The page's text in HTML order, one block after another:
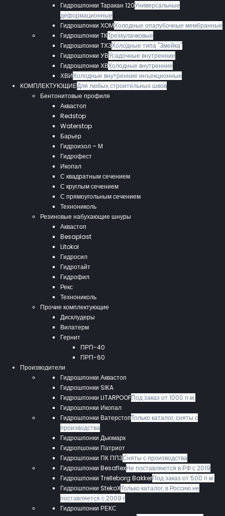
Гидрошпонки Таракан 120Универсальные
деформационные
Гидрошпонки ХОМХолодные опалубочные мембранные
Гидрошпонки ТКТрехкулачковые
Гидрошпонки ТХЗХолодные типа "Змейка"
Гидрошпонки УВУсадочные внутренние
Гидрошпонки ХВХолодные внутренние
ХВИХолодные внутренние инъекционные
КОМПЛЕКТУЮЩИЕДля любых строительных швов
Бентонитовые профиля
Аквастоп
Redstop
Waterstop
Барьер
Гидроизол – М
Гидрофест
Икопал
С квадратным сечением
С круглым сечением
С прямоугольным сечением
Технониколь
Резиновые набухающие шнуры
Аквастоп
Besaplast
Litokol
Гидросил
Гидротайт
Гидрофил
Рекс
Технониколь
Прочие комплектующие
Дисклудеры
Вилатерм
Гернит
ПРП-40
ПРП-60
Производители
Гидрошпонки Аквастоп
Гидрошпонки SIKA
Гидрошпонки LITARPOOFПод заказ от 1000 п.м.
Гидрошпонки Икопал
Гидрошпонки ВатерстопТолько каталог, сняты с
производства
Гидрошпонки Дьюмарк
Гидропшонки Патриот
Гидрошпонки ПК ППЗСняты с производства
Гидрошпонки BesaflexНе поставляются в РФ с 2019
Гидрошпонки Trelleborg BakkerПод заказ от 500 п.м.
Гидрошпонки StekoXТолько каталог, в Россию не
поставляется с 2009 г
Гидрошпонки РЕКС